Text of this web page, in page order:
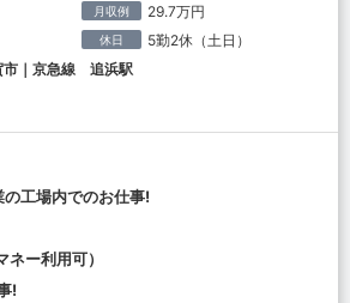
月収例 29.7万円
休日 5勤2休（土日）
市｜京急線 追浜駅
工場内でのお仕事!
ー利用可）
!